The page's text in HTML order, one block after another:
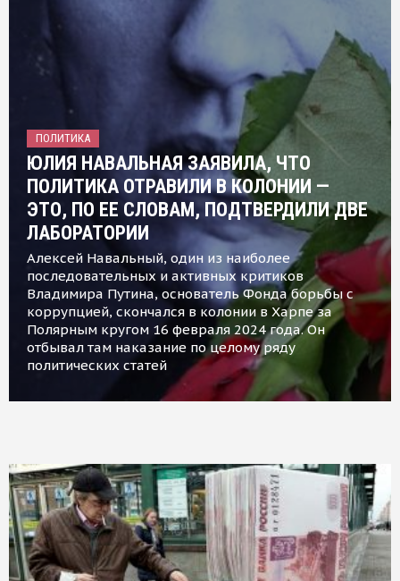
ПОЛИТИКА
ЮЛИЯ НАВАЛЬНАЯ ЗАЯВИЛА, ЧТО
ПОЛИТИКА ОТРАВИЛИ В КОЛОНИИ —
ЭТО, ПО ЕЕ СЛОВАМ, ПОДТВЕРДИЛИ ДВЕ
ЛАБОРАТОРИИ
Алексей Навальный, один из наиболее
последовательных и активных критиков
Владимира Путина, основатель Фонда борьбы с
коррупцией, скончался в колонии в Харпе за
Полярным кругом 16 февраля 2024 года. Он
отбывал там наказание по целому ряду
политических статей